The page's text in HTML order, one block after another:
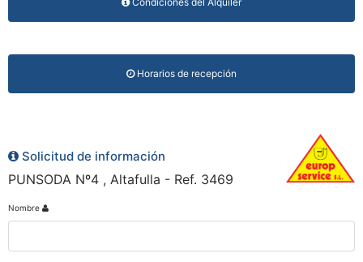
Horarios de recepción
Solicitud de información
PUNSODA Nº4 , Altafulla - Ref. 3469
Nombre